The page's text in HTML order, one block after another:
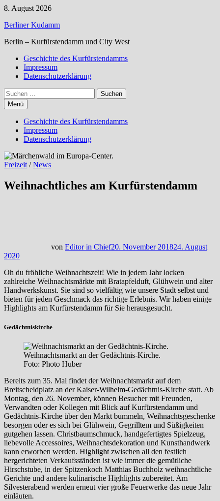
Zum
springen
8. August 2026
Berliner Kudamm
Berlin – Kurfürstendamm und City West
Geschichte des Kurfürstendamms
Impressum
Datenschutzerklärung
Suchen
nach:
Menü
Geschichte des Kurfürstendamms
Impressum
Datenschutzerklärung
Freizeit /News
Weihnachtliches am Kurfürstendamm
von Editor in Chief20. November 201824. August
2020
Oh du fröhliche Weihnachtszeit! Wie in jedem Jahr locken
zahlreiche Weihnachtsmärkte mit Bratapfelduft, Glühwein und alter
Handwerkskunst. Sie sind so vielfältig wie unsere Stadt selbst und
bieten für jeden Geschmack das richtige Erlebnis. Wir haben einige
Highlights am Kurfürstendamm für Sie herausgesucht.
Gedächtniskirche
Weihnachtsmarkt an der Gedächtnis-Kirche.
Foto: Photo Huber
Bereits zum 35. Mal findet der Weihnachtsmarkt auf dem
Breitscheidplatz an der Kaiser-Wilhelm-Gedächtnis-Kirche statt. Ab
Montag, den 26. November, können Besucher mit Freunden,
Verwandten oder Kollegen mit Blick auf Kurfürstendamm und
Gedächtnis-Kirche über den Markt bummeln, Weihnachtsgeschenke
besorgen oder es sich bei Glühwein, Gegrilltem und Süßigkeiten
gutgehen lassen. Christbaumschmuck, handgefertigtes Spielzeug,
liebevolle Accessoires, Weihnachtsdekoration und Kunsthandwerk
kann erworben werden. Highlight zwischen all den festlich
hergerichteten Verkaufsständen ist wie immer die gemütliche
Hirschstube, in der Spitzenkoch Matthias Buchholz weihnachtliche
Gerichte und andere kulinarische Highlights zubereitet. Am
Silvesterabend werden erneut vier große Feuerwerke das neue Jahr
einläuten.